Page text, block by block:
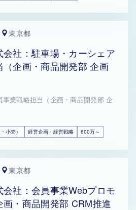
東京都
社：駐車場・カーシェア
企画・商品開発部 企画
業戦略担当（企画・商品開発部 企
小売） 経営企画・経営戦略 600万～
東京都
社：会員事業Webプロモ
・商品開発部 CRM推進